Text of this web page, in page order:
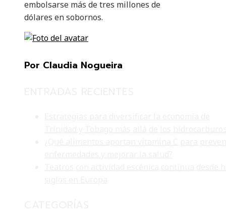
embolsarse más de tres millones de
dólares en sobornos.
Por Claudia Nogueira